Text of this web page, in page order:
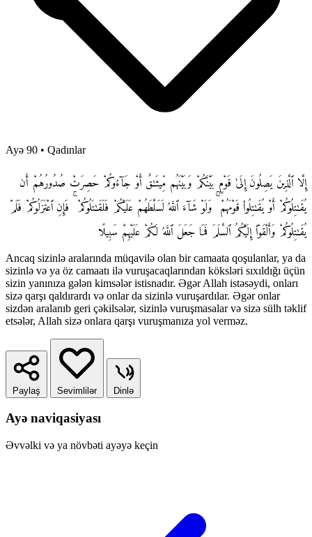
Ayə 90 • Qadınlar
إِلَّا ٱلَّذِينَ يَصِلُونَ إِلَىٰ قَوْمٍۭ بَيْنَكُمْ وَبَيْنَهُم مِّيثَـٰقٌ أَوْ جَآءُوكُمْ حَصِرَتْ صُدُورُهُمْ أَن
يُقَـٰتِلُوكُمْ أَوْ يُقَـٰتِلُوا۟ قَوْمَهُمْ ۚ وَلَوْ شَآءَ ٱللَّهُ لَسَلَّطَهُمْ عَلَيْكُمْ فَلَقَـٰتَلُوكُمْ ۚ فَإِنِ ٱعْتَزَلُوكُمْ فَلَمْ
يُقَـٰتِلُوكُمْ وَأَلْقَوْا۟ إِلَيْكُمُ ٱلسَّلَمَ فَمَا جَعَلَ ٱللَّهُ لَكُمْ عَلَيْهِمْ سَبِيلًا
Ancaq sizinlə aralarında müqavilə olan bir camaata qoşulanlar, ya da
sizinlə və ya öz camaatı ilə vuruşacaqlarından köksləri sıxıldığı üçün
sizin yanınıza gələn kimsələr istisnadır. Əgər Allah istəsəydi, onları
sizə qarşı qaldırardı və onlar da sizinlə vuruşardılar. Əgər onlar
sizdən aralanıb geri çəkilsələr, sizinlə vuruşmasalar və sizə sülh təklif
etsələr, Allah sizə onlara qarşı vuruşmanıza yol verməz.
Paylaş Sevimlilər Dinlə
Ayə naviqasiyası
Əvvəlki və ya növbəti ayəyə keçin